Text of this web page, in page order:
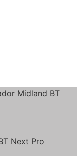
Midland BT
Next Pro